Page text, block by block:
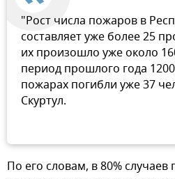
"Рост числа пожаров в
составляет уже более 25
их произошло уже около
период прошлого года
пожарах погибли уже 37
Скуртул.
По его словам, в 80%